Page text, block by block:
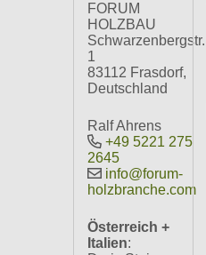
FORUM
HOLZBAU
Schwarzenbergstr.
1
83112 Frasdorf,
Deutschland
Ralf Ahrens
+49 5221 275
2645
info@forum-
holzbranche.com
Österreich +
Italien: